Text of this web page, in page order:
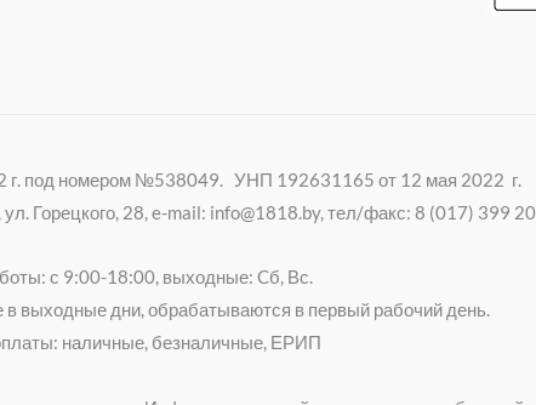
г. под номером №538049. УНП 192631165 от 12 мая 2022 г.
Горецкого, 28, e-mail: info@1818.by, тел/факс: 8 (017) 399
с 9:00-18:00, выходные: Cб, Вс.
выходные дни, обрабатываются в первый рабочий день.
наличные, безналичные, ЕРИП